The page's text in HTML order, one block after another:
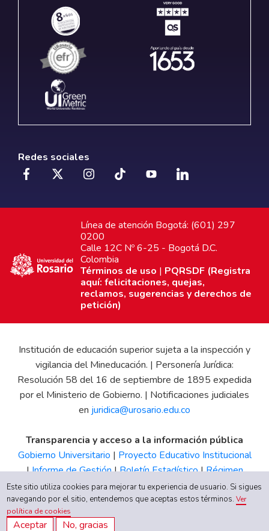
Redes sociales
Línea de atención Bogotá: (601) 297
0200
Calle 12C Nº 6-25 - Bogotá D.C.
Colombia
Términos de uso | PQRSDF (Registra
aquí: felicitaciones, quejas,
reclamos, sugerencias y derechos de
petición)
Institución de educación superior sujeta a la inspección y
vigilancia del Mineducación. | Personería Jurídica:
Resolución 58 del 16 de septiembre de 1895 expedida
por el Ministerio de Gobierno. | Notificaciones judiciales
en juridica@urosario.edu.co
Transparencia y acceso a la información pública
Gobierno Universitario | Proyecto Educativo Institucional
|Informe de Gestión|Boletín Estadístico|Régimen
Tributario|Estados Financieros |Código de Ética| Canal
de Integridad UR
Este sitio utiliza cookies para mejorar tu experiencia de usuario. Si sigues
navegando por el sitio, entendemos que aceptas estos términos.Ver
política de cookies
Aceptar No, gracias